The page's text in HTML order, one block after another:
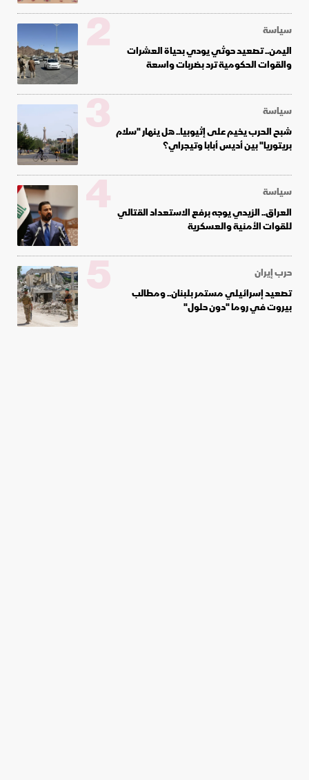
سياسة
اليمن.. تصعيد حوثي يودي بحياة العشرات
والقوات الحكومية ترد بضربات واسعة
2
سياسة
شبح الحرب يخيم على إثيوبيا.. هل ينهار "سلام
بريتوريا" بين أديس أبابا وتيجراي؟
3
سياسة
العراق.. الزيدي يوجه برفع الاستعداد القتالي
للقوات الأمنية والعسكرية
4
حرب إيران
تصعيد إسرائيلي مستمر بلبنان.. ومطالب
بيروت في روما "دون حلول"
5